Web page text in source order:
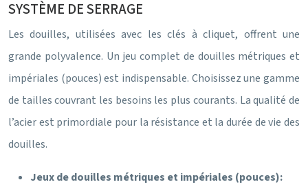
SYSTÈME DE SERRAGE
Les douilles, utilisées avec les clés à cliquet, offrent une
grande polyvalence. Un jeu complet de douilles métriques et
impériales (pouces) est indispensable. Choisissez une gamme
de tailles couvrant les besoins les plus courants. La qualité de
l’acier est primordiale pour la résistance et la durée de vie des
douilles.
Jeux de douilles métriques et impériales (pouces):